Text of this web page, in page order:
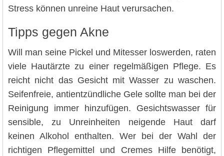
Stress können unreine Haut verursachen.
Tipps gegen Akne
Will man seine Pickel und Mitesser loswerden, raten
viele Hautärzte zu einer regelmäßigen Pflege. Es
reicht nicht das Gesicht mit Wasser zu waschen.
Seifenfreie, antientzündliche Gele sollte man bei der
Reinigung immer hinzufügen. Gesichtswasser für
sensible, zu Unreinheiten neigende Haut darf
keinen Alkohol enthalten. Wer bei der Wahl der
richtigen Pflegemittel und Cremes Hilfe benötigt,